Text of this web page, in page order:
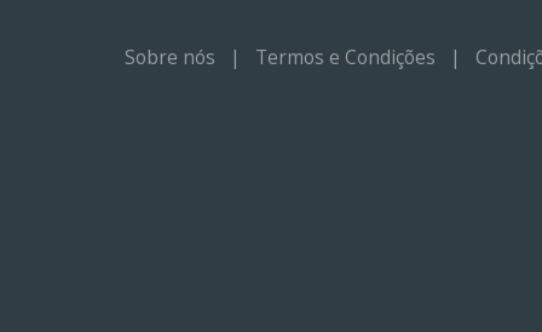
Sobre nós | Termos e Condições |